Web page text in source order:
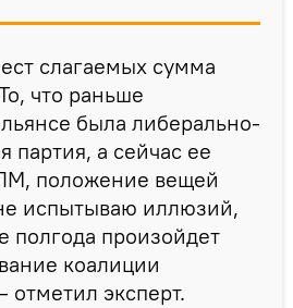
слагаемых сумма
что раньше
была либерально-
партия, а сейчас ее
положение вещей
испытываю иллюзий,
полгода произойдет
коалиции
отметил эксперт.